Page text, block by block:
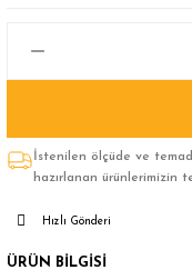
İstenilen ölçüde ve
hazırlanan ürünlerimizin
Hızlı Gönderi
ÜRÜN BİLGİSİ